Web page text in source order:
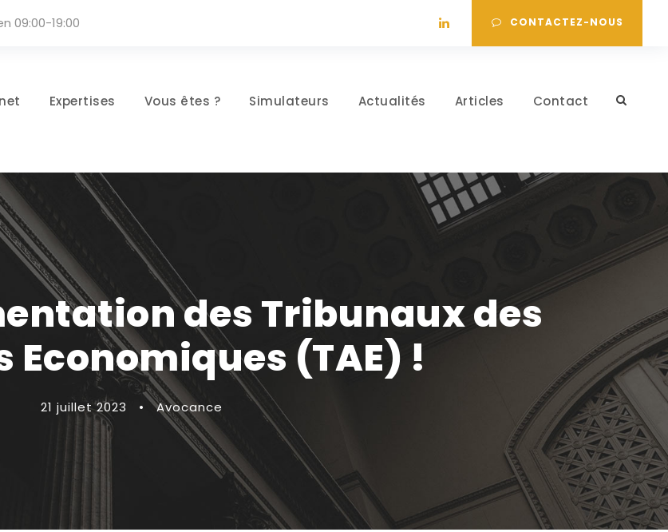
09:00-19:00 CONTACTEZ-NOUS
Expertises Vous êtes ? Simulateurs Actualités Articles Contact
des Tribunaux des
(TAE) !
21 juillet 2023 • Avocance